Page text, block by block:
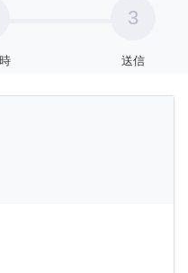
3
送信